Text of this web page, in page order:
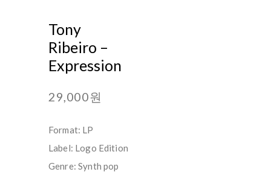
Tony
Ribeiro ‎–
Expression
29,000원
Format: LP
Label: Logo Edition
Genre: Synth pop